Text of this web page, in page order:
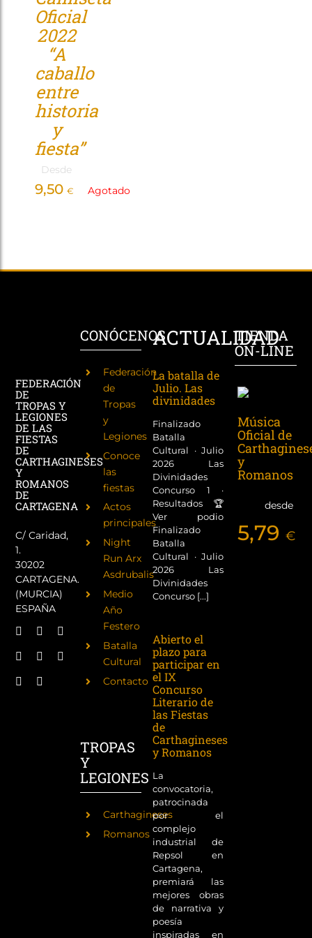
Oficial
2022
“A
caballo
entre
historia
y
fiesta”
Desde
9,50 € Agotado
FEDERACIÓN
DE
TROPAS Y
LEGIONES
DE LAS
FIESTAS
DE
CARTHAGINESES
Y
ROMANOS
DE
CARTAGENA
C/ Caridad,
1.
30202
CARTAGENA.
(MURCIA)
ESPAÑA
CONÓCENOS
Federación
de
Tropas
y
Legiones
Conoce
las
fiestas
Actos
principales
Night
Run Arx
Asdrubalis
Medio
Año
Festero
Batalla
Cultural
Contacto
TROPAS
Y
LEGIONES
Carthagineses
Romanos
ACTUALIDAD
La batalla de
Julio. Las
divinidades
Finalizado
Batalla
Cultural · Julio
2026 Las
Divinidades
Concurso 1 ·
Resultados 🏆
Ver podio
Finalizado
Batalla
Cultural · Julio
2026 Las
Divinidades
Concurso [...]
Abierto el
plazo para
participar en
el IX
Concurso
Literario de
las Fiestas
de
Carthagineses
y Romanos
La
convocatoria,
patrocinada
por el
complejo
industrial de
Repsol en
Cartagena,
premiará las
mejores obras
de narrativa y
poesía
inspiradas en
TIENDA
ON-LINE
Música
Oficial de
y
Romanos
desde
5,79€